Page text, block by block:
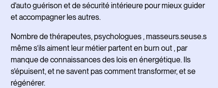
d'auto guérison et de sécurité intérieure pour mieux guider
et accompagner les autres.
Nombre de thérapeutes, psychologues , masseurs.seuse.s
même s’ils aiment leur métier partent en burn out , par
manque de connaissances des lois en énergétique. Ils
s'épuisent, et ne savent pas comment transformer, et se
régénérer.